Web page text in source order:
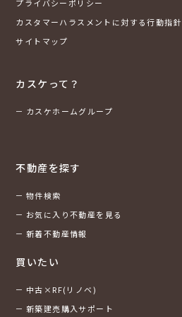
プライバシーポリシー
カスタマーハラスメントに対する行動指針
サイトマップ
カスケって？
カスケホームグループ
不動産を探す
物件検索
お気に入り不動産を見る
新着不動産情報
買いたい
中古×RF(リノベ)
新築建売購入サポート